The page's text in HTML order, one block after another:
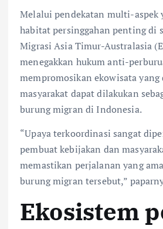
Melalui pendekatan multi-aspek
habitat persinggahan penting di
Migrasi Asia Timur-Australasia
menegakkan hukum anti-
mempromosikan ekowisata
masyarakat dapat dilakukan
burung migran di Indonesia.
“Upaya terkoordinasi sangat
pembuat kebijakan dan
memastikan perjalanan yang
burung migran tersebut,”
Ekosistem